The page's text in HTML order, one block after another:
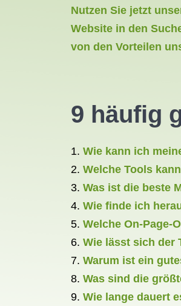
Nutzen Sie jetzt
Website in den
von den Vorteilen
9 häufig
Wie kann ich
Welche Tools
Was ist die beste
Wie finde ich
Welche On-Page-
Wie lässt sich der
Warum ist ein
Was sind die
Wie lange dauert